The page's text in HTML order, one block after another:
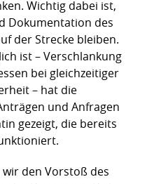
Wichtig dabei ist,
Dokumentation des
der Strecke bleiben.
ist – Verschlankung
bei gleichzeitiger
– hat die
und Anfragen
gezeigt, die bereits
den Vorstoß des